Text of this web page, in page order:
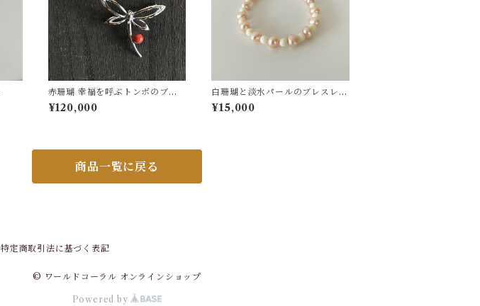
赤珊瑚 幸福を呼ぶトンボのブロ
ーチ D0.14ct SV fb-26
¥120,000
白珊瑚と淡水パールのブレスレッ
ト ts−14
¥15,000
商品一覧に戻る
特定商取引法に基づく表記
© ワールドコーラル オンラインショップ
Powered by